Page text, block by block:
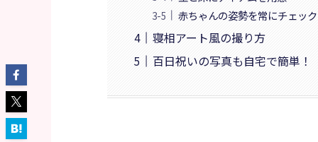
赤ちゃんの姿勢を常にチェック
寝相アート風の撮り方
百日祝いの写真も自宅で簡単！